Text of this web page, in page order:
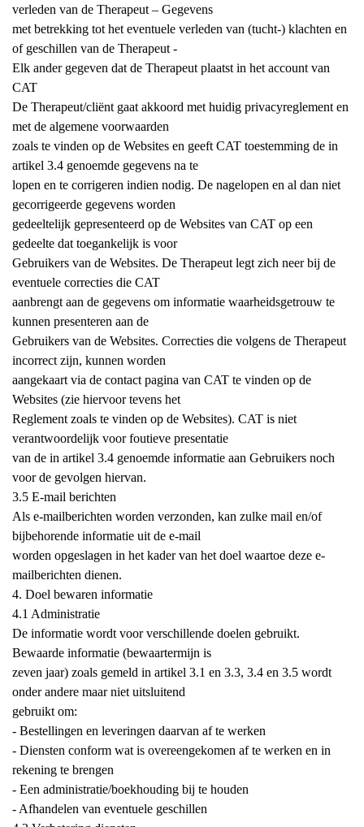
verleden van de Therapeut – Gegevens
met betrekking tot het eventuele verleden van (tucht-) klachten en
of geschillen van de Therapeut -
Elk ander gegeven dat de Therapeut plaatst in het account van
CAT
De Therapeut/cliënt gaat akkoord met huidig privacyreglement en
met de algemene voorwaarden
zoals te vinden op de Websites en geeft CAT toestemming de in
artikel 3.4 genoemde gegevens na te
lopen en te corrigeren indien nodig. De nagelopen en al dan niet
gecorrigeerde gegevens worden
gedeeltelijk gepresenteerd op de Websites van CAT op een
gedeelte dat toegankelijk is voor
Gebruikers van de Websites. De Therapeut legt zich neer bij de
eventuele correcties die CAT
aanbrengt aan de gegevens om informatie waarheidsgetrouw te
kunnen presenteren aan de
Gebruikers van de Websites. Correcties die volgens de Therapeut
incorrect zijn, kunnen worden
aangekaart via de contact pagina van CAT te vinden op de
Websites (zie hiervoor tevens het
Reglement zoals te vinden op de Websites). CAT is niet
verantwoordelijk voor foutieve presentatie
van de in artikel 3.4 genoemde informatie aan Gebruikers noch
voor de gevolgen hiervan.
3.5 E-mail berichten
Als e-mailberichten worden verzonden, kan zulke mail en/of
bijbehorende informatie uit de e-mail
worden opgeslagen in het kader van het doel waartoe deze e-
mailberichten dienen.
4. Doel bewaren informatie
4.1 Administratie
De informatie wordt voor verschillende doelen gebruikt.
Bewaarde informatie (bewaartermijn is
zeven jaar) zoals gemeld in artikel 3.1 en 3.3, 3.4 en 3.5 wordt
onder andere maar niet uitsluitend
gebruikt om:
- Bestellingen en leveringen daarvan af te werken
- Diensten conform wat is overeengekomen af te werken en in
rekening te brengen
- Een administratie/boekhouding bij te houden
- Afhandelen van eventuele geschillen